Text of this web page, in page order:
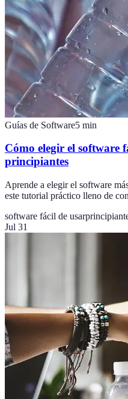
Guías de Software5 min
Cómo elegir el software
principiantes
Aprende a elegir el software
este tutorial práctico lleno de
software fácil de usar
Jul 31